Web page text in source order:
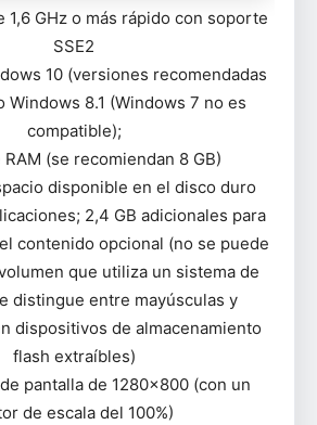
1,6 GHz o más rápido con soporte
SSE2
10 (versiones recomendadas
Windows 8.1 (Windows 7 no es
compatible);
RAM (se recomiendan 8 GB)
disponible en el disco duro
2,4 GB adicionales para
contenido opcional (no se puede
que utiliza un sistema de
distingue entre mayúsculas y
dispositivos de almacenamiento
flash extraíbles)
pantalla de 1280×800 (con un
de escala del 100%)